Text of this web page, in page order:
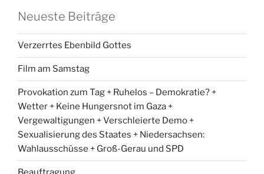
Neueste Beiträge
Verzerrtes Ebenbild Gottes
Film am Samstag
Provokation zum Tag + Ruhelos – Demokratie? +
Wetter + Keine Hungersnot im Gaza +
Vergewaltigungen + Verschleierte Demo +
Sexualisierung des Staates + Niedersachsen:
Wahlausschüsse + Groß-Gerau und SPD